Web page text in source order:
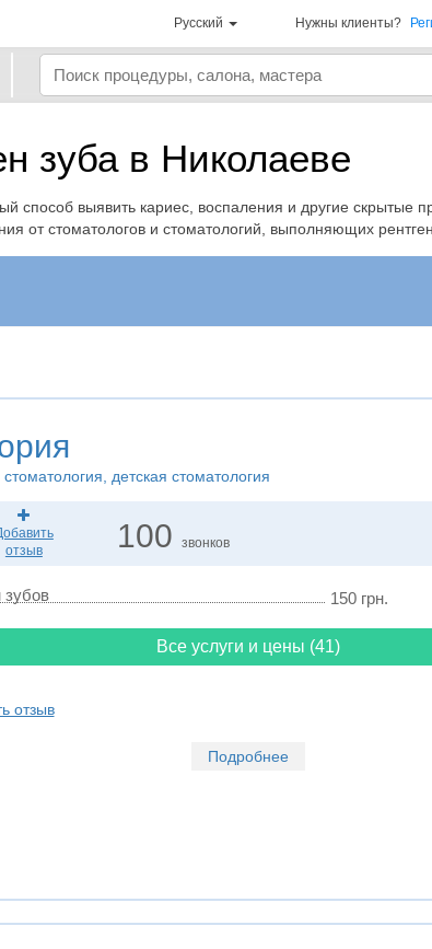
Русский Нужны клиенты?
зуба в Николаеве
способ выявить кариес, воспаления и другие скрытые
от стоматологов и стоматологий, выполняющих
стоматология, детская стоматология
отзыв
100звонков
зубов 150 грн.
Все услуги и цены (41)
отзыв
Подробнее